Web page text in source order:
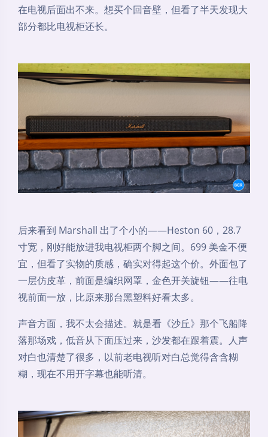
在电视后面出不来。想买个回音壁，但看了半天发现大
部分都比电视柜还长。
后来看到 Marshall 出了个小的——Heston 60，28.7
寸宽，刚好能放进我电视柜两个脚之间。699 美金不便
宜，但看了实物的质感，确实对得起这个价。外面包了
一层仿皮革，前面是编织网罩，金色开关旋钮——往电
视前面一放，比原来那台黑塑料好看太多。
声音方面，我不太会描述。就是看《沙丘》那个飞船降
落那场戏，低音从下面压过来，沙发都在跟着震。人声
对白也清楚了很多，以前老电视听对白总觉得含含糊
糊，现在不用开字幕也能听清。